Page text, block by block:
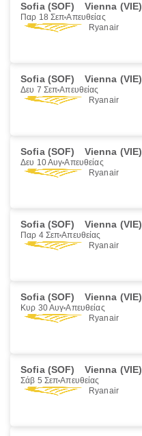
Sofia (SOF) Vienna (VIE)
Παρ 18 Σεπ Απευθείας
Ryanair
Sofia (SOF) Vienna (VIE)
Δευ 7 Σεπ Απευθείας
Ryanair
Sofia (SOF) Vienna (VIE)
Δευ 10 Αυγ Απευθείας
Ryanair
Sofia (SOF) Vienna (VIE)
Παρ 4 Σεπ Απευθείας
Ryanair
Sofia (SOF) Vienna (VIE)
Κυρ 30 Αυγ Απευθείας
Ryanair
Sofia (SOF) Vienna (VIE)
Σάβ 5 Σεπ Απευθείας
Ryanair